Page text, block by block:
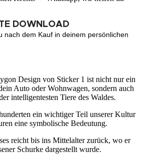
DOWNLOAD
nach dem Kauf in deinem persönlichen
Design von Sticker 1 ist nicht nur ein
Auto oder Wohnwagen, sondern auch
intelligentesten Tiere des Waldes.
ein wichtiger Teil unserer Kultur
eine symbolische Bedeutung.
reicht bis ins Mittelalter zurück, wo er
Schurke dargestellt wurde.